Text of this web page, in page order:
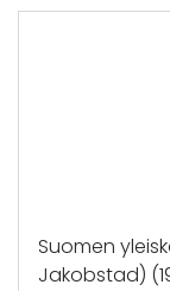
Suomen
Jakobstad)